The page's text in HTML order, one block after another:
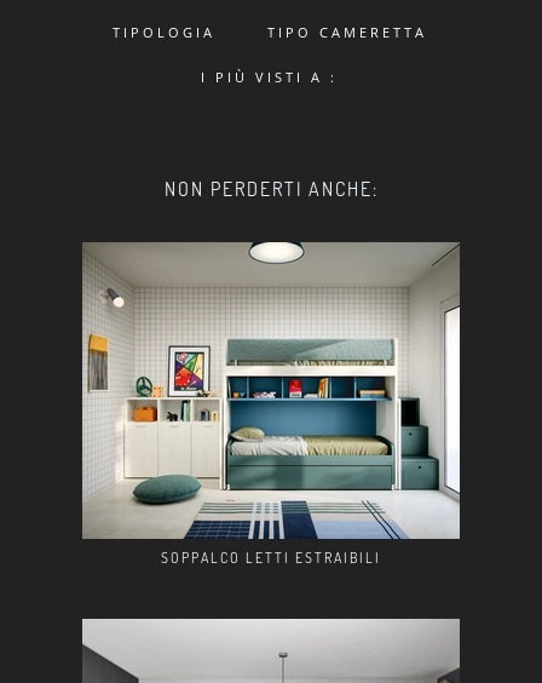
TIPOLOGIA TIPO CAMERETTA
I PIÙ VISTI A :
NON PERDERTI ANCHE:
SOPPALCO LETTI ESTRAIBILI